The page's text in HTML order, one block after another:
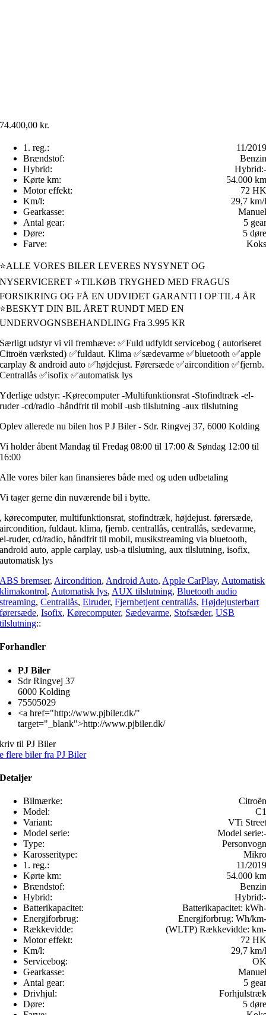
74.400,00kr.
1. reg.:
11/2019
Brændstof:
Benzin
Hybrid:
Hybrid:-
Kørte km:
54.000 km
Motor effekt:
72 HK
Km/l:
29,7 km/l
Gearkasse:
Manuel
Antal gear:
5 gear
Døre:
5 døre
Farve:
Koks
⭐ALLE VORES BILER LEVERES NYSYNET OG
NYSERVICERET ⭐TILKØB TRYGHED MED FRAGUS
FORSIKRING OG FÅ EN UDVIDET GARANTI I OP TIL 4 ÅR
⭐BESKYT DIN BIL ÅRET RUNDT MED EN
UNDERVOGNSBEHANDLING Fra 3.995 KR
Særligt udstyr vi vil fremhæve: ✅Fuld udfyldt servicebog ( autoriseret
Citroën værksted) ✅fuldaut. Klima ✅sædevarme ✅bluetooth ✅apple
carplay & android auto ✅højdejust. Førersæde ✅aircondition ✅fjernb.
Centrallås ✅isofix ✅automatisk lys
Yderlige udstyr: -Kørecomputer -Multifunktionsrat -Stofindtræk -el-
ruder -cd/radio -håndfrit til mobil -usb tilslutning -aux tilslutning
Oplev allerede nu bilen hos P J Biler - Sdr. Ringvej 37, 6000 Kolding
Vi holder åbent Mandag til Fredag 08:00 til 17:00 & Søndag 12:00 til
16:00
Alle vores biler kan finansieres både med og uden udbetaling
Vi tager gerne din nuværende bil i bytte.
, kørecomputer, multifunktionsrat, stofindtræk, højdejust. førersæde,
aircondition, fuldaut. klima, fjernb. centrallås, centrallås, sædevarme,
el-ruder, cd/radio, håndfrit til mobil, musikstreaming via bluetooth,
android auto, apple carplay, usb-a tilslutning, aux tilslutning, isofix,
automatisk lys
ABS bremser, Aircondition, Android Auto, Apple CarPlay, Automatisk
klimakontrol, Automatisk lys, AUX tilslutning,Bluetooth audio
streaming,Centrallås,Elruder,Fjernbetjent centrallås,Højdejusterbart
førersæde,Isofix,Kørecomputer, Sædevarme, Stofsæder,USB
tilslutning::
Forhandler
PJ Biler
Sdr Ringvej 37
6000 Kolding
75505029
<a href="http://www.pjbiler.dk/"
target="_blank">http://www.pjbiler.dk/
til PJ Biler
flere biler fra PJ Biler
Detaljer
Bilmærke:
Citroën
Model:
C1
Variant:
VTi Street
Model serie:
Model serie:-
Type:
Personvogn
Karosseritype:
Mikro
1. reg.:
11/2019
Kørte km:
54.000 km
Brændstof:
Benzin
Hybrid:
Hybrid:-
Batterikapacitet:
Batterikapacitet: -
kWh
Energiforbrug:
Energiforbrug: -
Wh/km
Rækkevidde:
(WLTP) Rækkevidde: -
km
Motor effekt:
72 HK
Km/l:
29,7 km/l
Servicebog:
OK
Gearkasse:
Manuel
Antal gear:
5 gear
Drivhjul:
Forhjulstræk
Døre:
5 døre